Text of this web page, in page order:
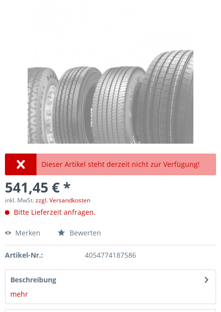
Dieser Artikel steht derzeit nicht zur Verfügung!
541,45 € *
inkl. MwSt.zzgl. Versandkosten
Bitte Lieferzeit anfragen.
Merken Bewerten
Artikel-Nr.: 4054774187586
Beschreibung
mehr